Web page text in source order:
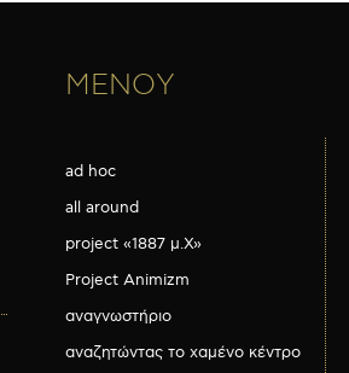
ΜΕΝΟΥ
ad hoc
all around
project «1887 μ.Χ»
Project Animizm
αναγνωστήριο
αναζητώντας το χαμένο κέντρο